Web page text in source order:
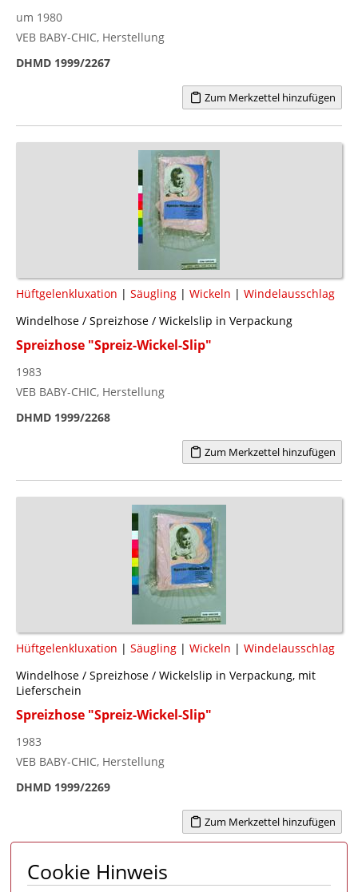
um 1980
VEB BABY-CHIC, Herstellung
DHMD 1999/2267
Zum Merkzettel hinzufügen
Hüftgelenkluxation | Säugling | Wickeln | Windelausschlag
Windelhose / Spreizhose / Wickelslip in Verpackung
Spreizhose "Spreiz-Wickel-Slip"
1983
VEB BABY-CHIC, Herstellung
DHMD 1999/2268
Zum Merkzettel hinzufügen
Hüftgelenkluxation | Säugling | Wickeln | Windelausschlag
Windelhose / Spreizhose / Wickelslip in Verpackung, mit
Lieferschein
Spreizhose "Spreiz-Wickel-Slip"
1983
VEB BABY-CHIC, Herstellung
DHMD 1999/2269
Zum Merkzettel hinzufügen
Seite 1 von 1 1
Cookie Hinweis